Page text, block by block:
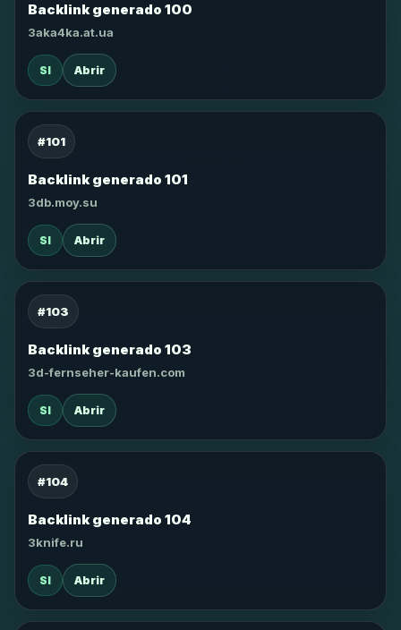
Backlink generado 100
3aka4ka.at.ua
SI Abrir
#101
Backlink generado 101
3db.moy.su
SI Abrir
#103
Backlink generado 103
3d-fernseher-kaufen.com
SI Abrir
#104
Backlink generado 104
3knife.ru
SI Abrir